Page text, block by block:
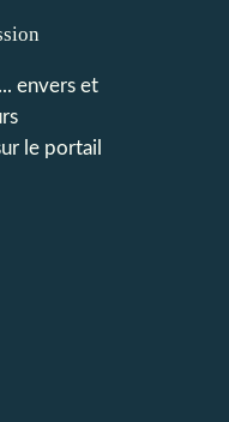
envers et
le portail